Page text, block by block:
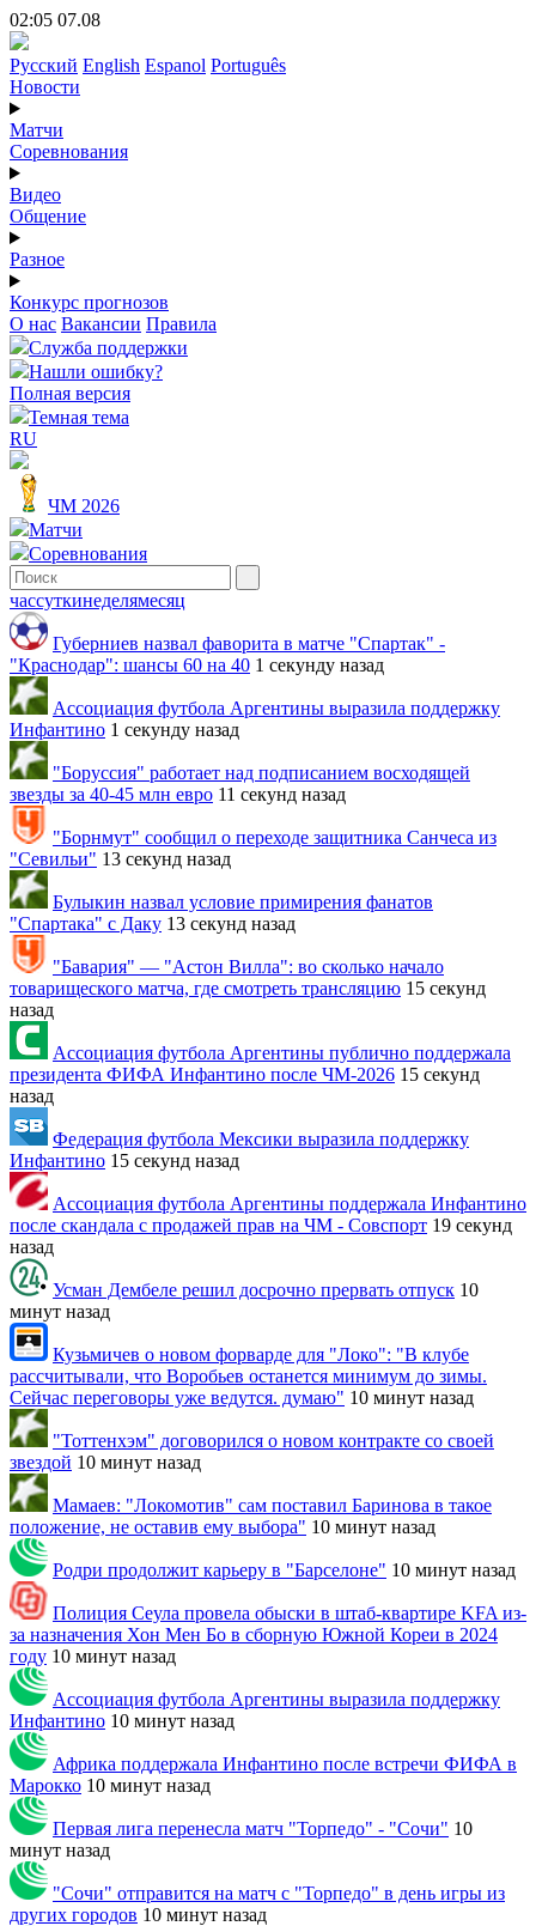
02:05 07.08
Русский English Espanol Português
Новости
Матчи
Соревнования
Видео
Общение
Разное
Конкурс прогнозов
О нас Вакансии Правила
Служба поддержки
Нашли ошибку?
Полная версия
Темная тема
RU
ЧМ 2026
Матчи
Соревнования
чассуткинеделямесяц
Губерниев назвал фаворита в матче "Спартак" -
"Краснодар": шансы 60 на 40 1 секунду назад
Ассоциация футбола Аргентины выразила поддержку
Инфантино 1 секунду назад
"Боруссия" работает над подписанием восходящей
звезды за 40-45 млн евро 11 секунд назад
"Борнмут" сообщил о переходе защитника Санчеса из
"Севильи" 13 секунд назад
Булыкин назвал условие примирения фанатов
"Спартака" с Даку 13 секунд назад
"Бавария" — "Астон Вилла": во сколько начало
товарищеского матча, где смотреть трансляцию 15 секунд
назад
Ассоциация футбола Аргентины публично поддержала
президента ФИФА Инфантино после ЧМ-2026 15 секунд
назад
Федерация футбола Мексики выразила поддержку
Инфантино 15 секунд назад
Ассоциация футбола Аргентины поддержала Инфантино
после скандала с продажей прав на ЧМ - Совспорт 19 секунд
назад
Усман Дембеле решил досрочно прервать отпуск 10
минут назад
Кузьмичев о новом форварде для "Локо": "В клубе
рассчитывали, что Воробьев останется минимум до зимы.
Сейчас переговоры уже ведутся. думаю" 10 минут назад
"Тоттенхэм" договорился о новом контракте со своей
звездой 10 минут назад
Мамаев: "Локомотив" сам поставил Баринова в такое
положение, не оставив ему выбора" 10 минут назад
Родри продолжит карьеру в "Барселоне" 10 минут назад
Полиция Сеула провела обыски в штаб-квартире KFA из-
за назначения Хон Мен Бо в сборную Южной Кореи в 2024
году 10 минут назад
Ассоциация футбола Аргентины выразила поддержку
Инфантино 10 минут назад
Африка поддержала Инфантино после встречи ФИФА в
Марокко 10 минут назад
Первая лига перенесла матч "Торпедо" - "Сочи" 10
минут назад
"Сочи" отправится на матч с "Торпедо" в день игры из
других городов 10 минут назад